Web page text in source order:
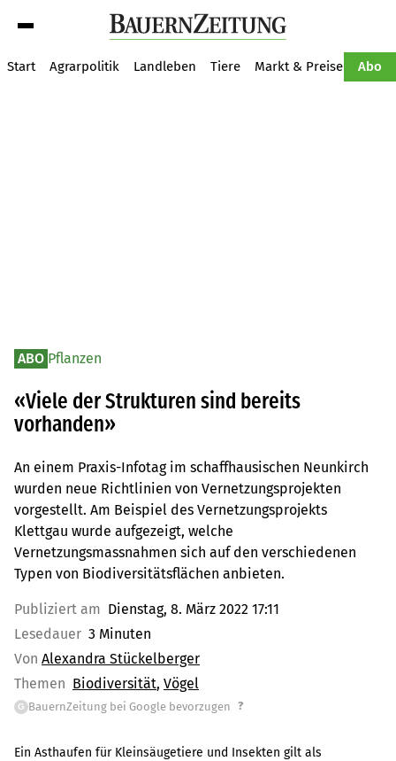
Start Agrarpolitik Landleben Tiere Markt & Preise Abo
ABO Pflanzen
«Viele der Strukturen sind bereits
vorhanden»
An einem Praxis-Infotag im schaffhausischen Neunkirch
wurden neue Richtlinien von Vernetzungsprojekten
vorgestellt. Am Beispiel des Vernetzungsprojekts
Klettgau wurde aufgezeigt, welche
Vernetzungsmassnahmen sich auf den verschiedenen
Typen von Biodiversitätsflächen anbieten.
Publiziert am Dienstag, 8. März 2022 17:11
Lesedauer 3 Minuten
Von Alexandra Stückelberger
Themen Biodiversität Vögel
G BauernZeitung bei Google bevorzugen ?
Ein Asthaufen für Kleinsäugetiere und Insekten gilt als